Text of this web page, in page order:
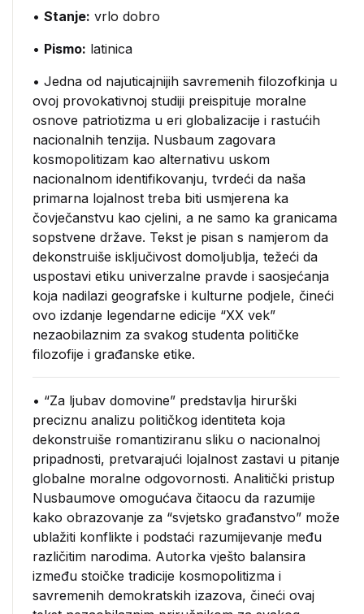
• Stanje: vrlo dobro
• Pismo: latinica
• Jedna od najuticajnijih savremenih filozofkinja u
ovoj provokativnoj studiji preispituje moralne
osnove patriotizma u eri globalizacije i rastućih
nacionalnih tenzija. Nusbaum zagovara
kosmopolitizam kao alternativu uskom
nacionalnom identifikovanju, tvrdeći da naša
primarna lojalnost treba biti usmjerena ka
čovječanstvu kao cjelini, a ne samo ka granicama
sopstvene države. Tekst je pisan s namjerom da
dekonstruiše isključivost domoljublja, težeći da
uspostavi etiku univerzalne pravde i saosjećanja
koja nadilazi geografske i kulturne podjele, čineći
ovo izdanje legendarne edicije “XX vek”
nezaobilaznim za svakog studenta političke
filozofije i građanske etike.
• “Za ljubav domovine” predstavlja hirurški
preciznu analizu političkog identiteta koja
dekonstruiše romantiziranu sliku o nacionalnoj
pripadnosti, pretvarajući lojalnost zastavi u pitanje
globalne moralne odgovornosti. Analitički pristup
Nusbaumove omogućava čitaocu da razumije
kako obrazovanje za “svjetsko građanstvo” može
ublažiti konflikte i podstaći razumijevanje među
različitim narodima. Autorka vješto balansira
između stoičke tradicije kosmopolitizma i
savremenih demokratskih izazova, čineći ovaj